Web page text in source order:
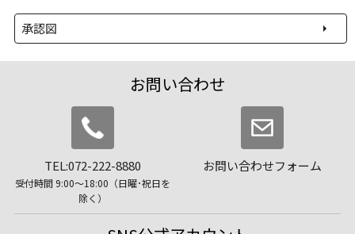
承認図
お問い合わせ
TEL:072-222-8880
受付時間 9:00〜18:00（日曜･祝日を
除く）
お問い合わせフォーム